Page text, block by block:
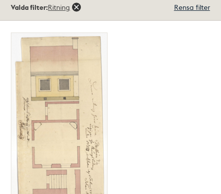
träffar
Valda filter:Ritning Rensa filter